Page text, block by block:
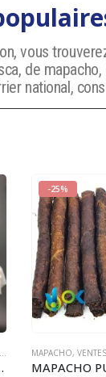
vous
de
national,
produits chimiques artificiels
-25%
MAPACHO,